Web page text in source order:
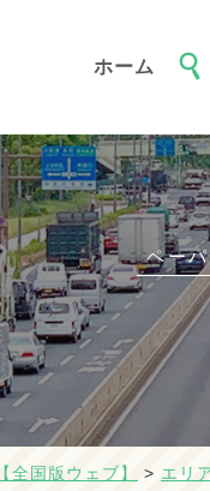
ホーム
ペー
国版ウェブ】 > エリ